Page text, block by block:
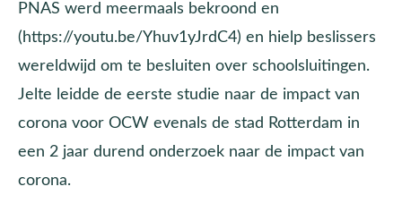
PNAS werd meermaals bekroond en
(https://youtu.be/Yhuv1yJrdC4) en hielp beslissers
wereldwijd om te besluiten over schoolsluitingen.
Jelte leidde de eerste studie naar de impact van
corona voor OCW evenals de stad Rotterdam in
een 2 jaar durend onderzoek naar de impact van
corona.